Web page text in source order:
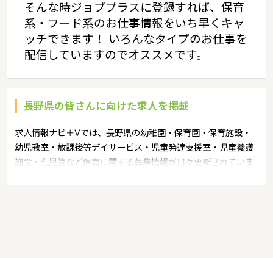
そんな時ジョブプラスに登録すれば、保育
系・フード系のお仕事情報をいち早くキャ
ッチできます！ いろんなタイプのお仕事を
配信していますのでオススメです。
長野県の皆さんに向けた求人を掲載
求人情報ナビ＋Vでは、長野県の幼稚園・保育園・保育施設・
幼児教室・放課後等デイサービス・児童発達支援室・児童養護
施設・乳児院など保育に関する募集情報が日々更新されていま